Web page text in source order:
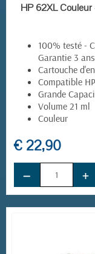
(3
HP 62XL
100% testé -
Garantie 3 ans
Cartouche
Compatible
Grande
Volume 21 ml
Couleur
€ 22,90
− +